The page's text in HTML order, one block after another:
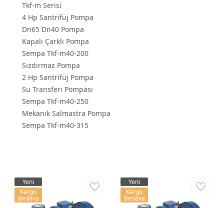
Tkf-m Serisi
4 Hp Santrifüj Pompa
Dn65 Dn40 Pompa
Kapalı Çarklı Pompa
Sempa Tkf-m40-200
Sızdırmaz Pompa
2 Hp Santrifüj Pompa
Su Transferi Pompası
Sempa Tkf-m40-250
Mekanik Salmastra Pompa
Sempa Tkf-m40-315
Yeni
Kargo
Bedava
Yeni
Kargo
Bedava